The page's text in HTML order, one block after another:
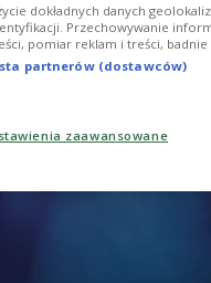
dokładnych danych
Przechowywanie
pomiar reklam i treści, badnie
partnerów (dostawców)
zaawansowane